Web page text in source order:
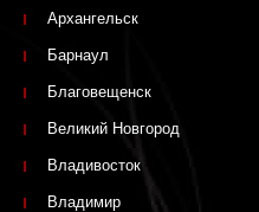
Архангельск
Барнаул
Благовещенск
Великий Новгород
Владивосток
Владимир